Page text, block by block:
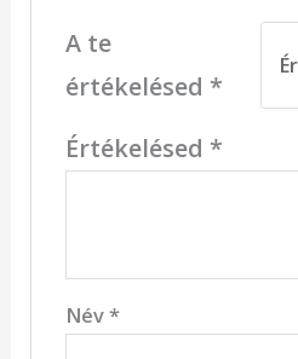
A te
értékelésed *
Értékelésed *
Név*